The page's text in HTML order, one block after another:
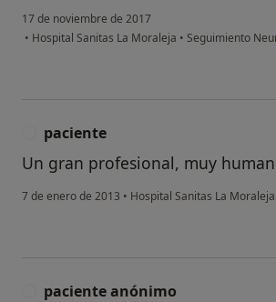
17 de noviembre de 2017
• Hospital Sanitas La Moraleja • Seguimiento
paciente
Un gran profesional, muy
7 de enero de 2013 • Hospital Sanitas La Moraleja
paciente anónimo